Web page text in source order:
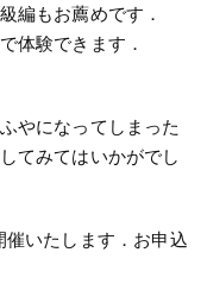
編もお薦めです．
体験できます．
やになってしまった
てみてはいかがでし
いたします．お申込